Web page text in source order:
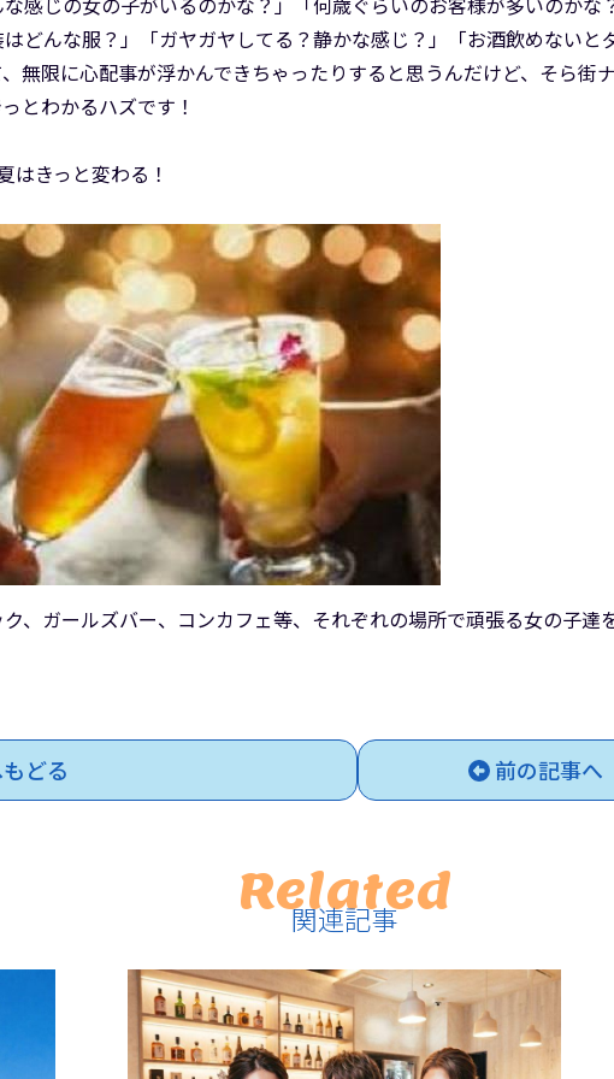
どんな服？」「ガヤガヤしてる？静かな感じ？」「お酒飲めないと
無限に心配事が浮かんできちゃったりすると思うんだけど、そら街
とわかるハズです！
きっと変わる！
、ガールズバー、コンカフェ等、それぞれの場所で頑張る女の子達
どる 前の記事へ
Related
関連記事